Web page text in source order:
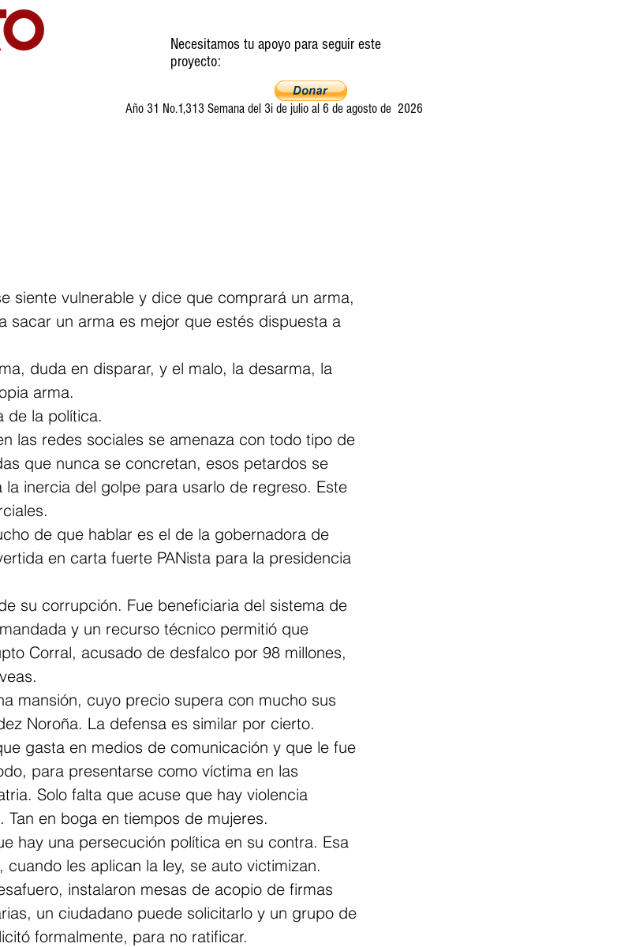
Necesitamos tu apoyo para seguir este
proyecto:
Año 31 No.1,313 Semana del 3i de julio al 6 de agosto de 2026
siente vulnerable y dice que comprará un arma,
sacar un arma es mejor que estés dispuesta a
duda en disparar, y el malo, la desarma, la
arma.
de la política.
las redes sociales se amenaza con todo tipo de
que nunca se concretan, esos petardos se
inercia del golpe para usarlo de regreso. Este
de que hablar es el de la gobernadora de
en carta fuerte PANista para la presidencia
su corrupción. Fue beneficiaria del sistema de
y un recurso técnico permitió que
Corral, acusado de desfalco por 98 millones,
mansión, cuyo precio supera con mucho sus
Noroña. La defensa es similar por cierto.
gasta en medios de comunicación y que le fue
para presentarse como víctima en las
Solo falta que acuse que hay violencia
en boga en tiempos de mujeres.
hay una persecución política en su contra. Esa
les aplican la ley, se auto victimizan.
instalaron mesas de acopio de firmas
un ciudadano puede solicitarlo y un grupo de
formalmente, para no ratificar.